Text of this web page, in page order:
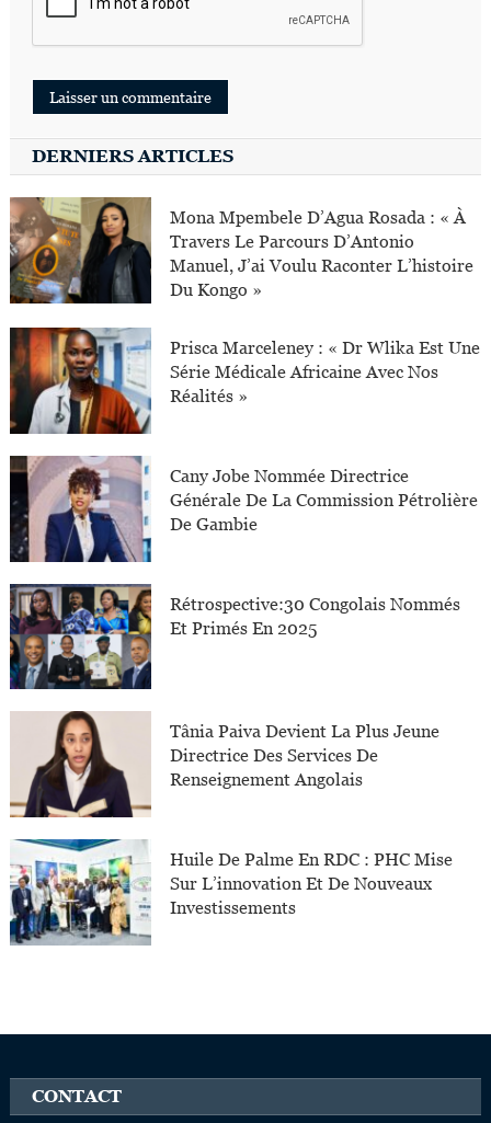
DERNIERS ARTICLES
Mona Mpembele D’Agua Rosada : « À
Travers Le Parcours D’Antonio
Manuel, J’ai Voulu Raconter L’histoire
Du Kongo »
Prisca Marceleney : « Dr Wlika Est Une
Série Médicale Africaine Avec Nos
Réalités »
Cany Jobe Nommée Directrice
Générale De La Commission Pétrolière
De Gambie
Rétrospective:30 Congolais Nommés
Et Primés En 2025
Tânia Paiva Devient La Plus Jeune
Directrice Des Services De
Renseignement Angolais
Huile De Palme En RDC : PHC Mise
Sur L’innovation Et De Nouveaux
Investissements
CONTACT